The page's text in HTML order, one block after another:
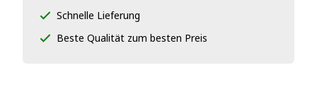
Schnelle Lieferung
Beste Qualität zum besten Preis